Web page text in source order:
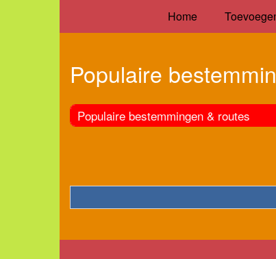
Home
Populaire
Populaire bestemmingen & routes